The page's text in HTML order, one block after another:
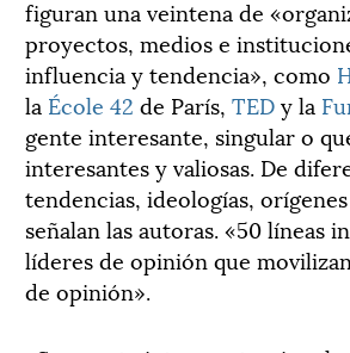
figuran una veintena de
proyectos, medios e
influencia y tendencia», como
la École 42 de París, TEDy la
gente interesante, singular o
interesantes y valiosas. De
tendencias, ideologías,
señalan las autoras. «50 líneas
líderes de opinión que
de opinión».